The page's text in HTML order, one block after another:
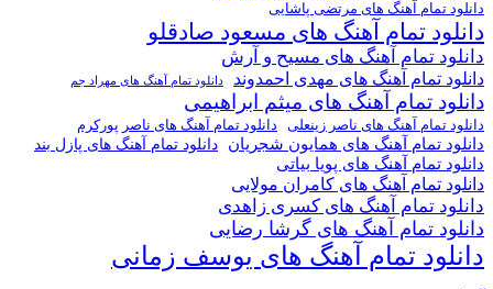
دانلود تمام آهنگ های مرتضی پاشایی
دانلود تمام آهنگ های مسعود صادقلو
دانلود تمام آهنگ های مسیح و آرش
دانلود تمام آهنگ های مهدی احمدوند دانلود تمام آهنگ های مهراد جم
دانلود تمام آهنگ های میثم ابراهیمی
دانلود تمام آهنگ های ناصر زینعلی دانلود تمام آهنگ های ناصر پورکرم
دانلود تمام آهنگ های همایون شجریان دانلود تمام آهنگ های پازل بند
دانلود تمام آهنگ های پویا بیاتی
دانلود تمام آهنگ های کامران مولایی
دانلود تمام آهنگ های کسری زاهدی
دانلود تمام آهنگ های گرشا رضایی
دانلود تمام آهنگ های یوسف زمانی